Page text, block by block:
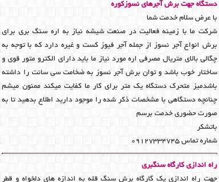
دستگاه جهت برش آجرهای نسوزکوره
با عرض سلام خدمت شما
شرکت ما با زمینه فعالیت در صنعت شیشه نیاز به اره سنگ بری برای
برش انواع آجر نسوز از جمله آجر فیوز کست و غیره دارد که با توجه به
چگالی بالای متریال مصرفی اره مورد نیاز ما باید دارای الکترو متور قوی و
ساختار خوب باشد و توان برش آجر نسوز به ضخامت سی سانت را داشته
باشدمیز متحرک دستگاه یک متر برای کار ما کفایت میکند ممنون میشم
چنانچه دستگاهی با مشخصات ذکر شده را موجود دارید اطلاع بدهید تا به
صورت حضوری خدمت برسم
باتشکر
شماره تماس ۰۹۱۲۷۳۳۴۷۴۵
راه اندازی کارگاه سنگبری
جهت راه اندازی یک گارگاه برش سنگ قله به اندازه های دلخواه و قطر